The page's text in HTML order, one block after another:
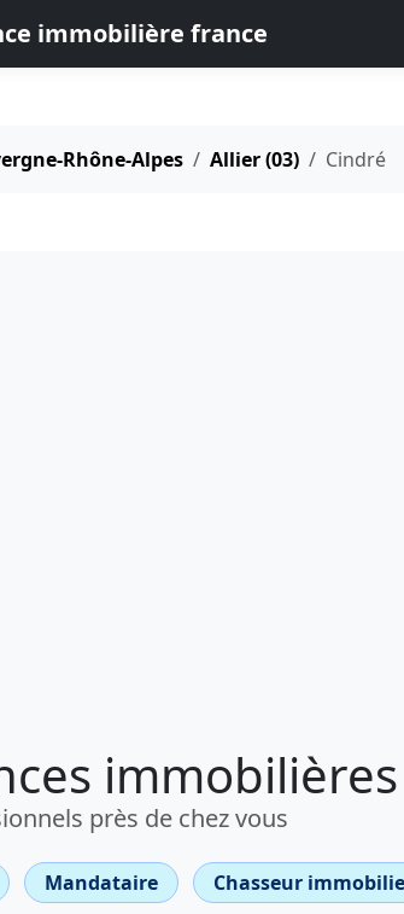
immobilière france
Rhône-Alpes Allier (03) Cindré
près de chez vous
Mandataire Chasseur